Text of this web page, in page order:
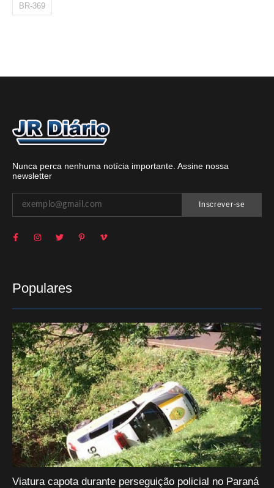
BR-369
Nunca perca nenhuma notícia importante. Assine nossa
newsletter
Inscrever-se
Populares
Viatura capota durante perseguição policial no Paraná